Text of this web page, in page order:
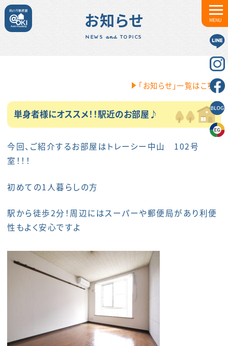
MENU
お知らせ
NEWS and TOPICS
「お知らせ」一覧はこちら
単身者様にオススメ！！駅近のお部屋♪
今回、ご紹介するお部屋はトレーシー中山 102号
室！！！
初めての1人暮らしの方
駅から徒歩2分！周辺にはスーパーや郵便局があり利便
性もよく安心ですよ